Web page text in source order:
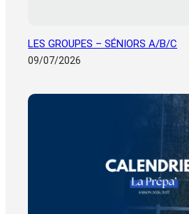
LES GROUPES – SÉNIORS A/B/C
09/07/2026